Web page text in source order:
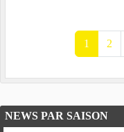
1 2
NEWS PAR SAISON